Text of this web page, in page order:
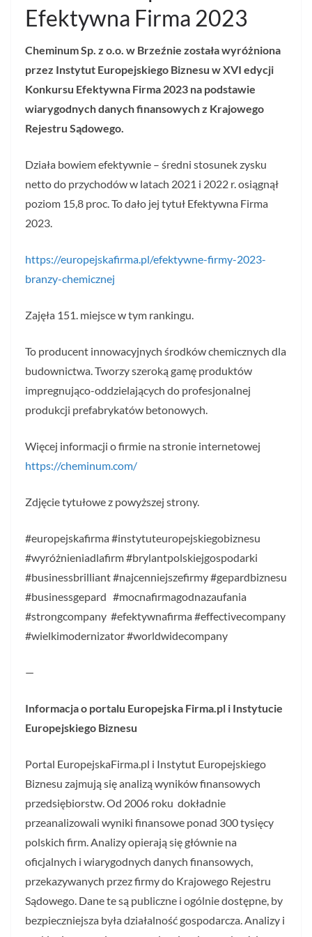
Efektywna Firma 2023
Cheminum Sp. z o.o. w Brzeźnie została wyróżniona
przez Instytut Europejskiego Biznesu w XVI edycji
Konkursu Efektywna Firma 2023 na podstawie
wiarygodnych danych finansowych z Krajowego
Rejestru Sądowego.
Działa bowiem efektywnie – średni stosunek zysku
netto do przychodów w latach 2021 i 2022 r. osiągnął
poziom 15,8 proc. To dało jej tytuł Efektywna Firma
2023.
https://europejskafirma.pl/efektywne-firmy-2023-
branzy-chemicznej
Zajęła 151. miejsce w tym rankingu.
To producent innowacyjnych środków chemicznych dla
budownictwa. Tworzy szeroką gamę produktów
impregnująco-oddzielających do profesjonalnej
produkcji prefabrykatów betonowych.
Więcej informacji o firmie na stronie internetowej
https://cheminum.com/
Zdjęcie tytułowe z powyższej strony.
#europejskafirma #instytuteuropejskiegobiznesu
#wyróżnieniadlafirm #brylantpolskiejgospodarki
#businessbrilliant #najcenniejszefirmy #gepardbiznesu
#businessgepard #mocnafirmagodnazaufania
#strongcompany #efektywnafirma #effectivecompany
#wielkimodernizator #worldwidecompany
—
Informacja o portalu Europejska Firma.pl i Instytucie
Europejskiego Biznesu
Portal EuropejskaFirma.pl i Instytut Europejskiego
Biznesu zajmują się analizą wyników finansowych
przedsiębiorstw. Od 2006 roku dokładnie
przeanalizowali wyniki finansowe ponad 300 tysięcy
polskich firm. Analizy opierają się głównie na
oficjalnych i wiarygodnych danych finansowych,
przekazywanych przez firmy do Krajowego Rejestru
Sądowego. Dane te są publiczne i ogólnie dostępne, by
bezpieczniejsza była działalność gospodarcza. Analizy i